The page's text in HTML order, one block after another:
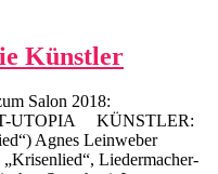
Künstler
Salon 2018:
UTOPIA KÜNSTLER:
Agnes Leinweber
Liedermacher-